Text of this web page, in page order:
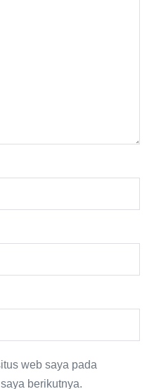
web saya pada
berikutnya.